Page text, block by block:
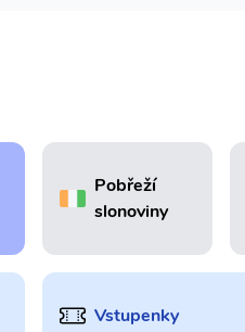
Pobřeží
slonoviny
Vstupenky